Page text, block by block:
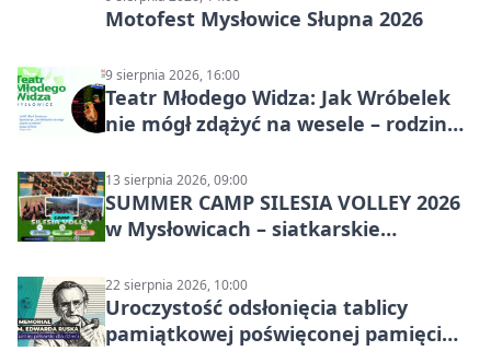
Motofest Mysłowice Słupna 2026
9 sierpnia 2026, 16:00
Teatr Młodego Widza: Jak Wróbelek
nie mógł zdążyć na wesele – rodzinny
13 sierpnia 2026, 09:00
SUMMER CAMP SILESIA VOLLEY 2026
w Mysłowicach – siatkarskie
22 sierpnia 2026, 10:00
Uroczystość odsłonięcia tablicy
pamiątkowej poświęconej pamięci